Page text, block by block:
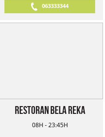
063333344
Restoran Bela Reka
08H - 23:45H